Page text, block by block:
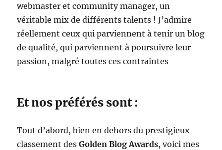
webmaster et community manager, un
véritable mix de différents talents ! J’admire
réellement ceux qui parviennent à tenir un blog
de qualité, qui parviennent à poursuivre leur
passion, malgré toutes ces contraintes
Et nos préférés sont :
Tout d’abord, bien en dehors du prestigieux
classement desGolden Blog Awards, voici mes